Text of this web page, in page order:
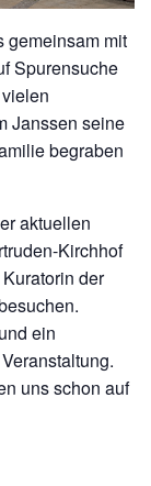
gemeinsam mit
Spurensuche
Janssen seine
begraben
aktuellen
Kirchhof
der
ein
uns schon auf